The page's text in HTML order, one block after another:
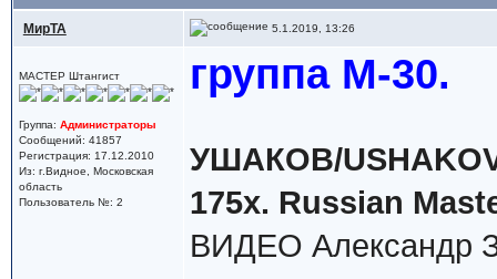
МирТА 5.1.2019, 13:26
МАСТЕР Штангист
Группа: Администраторы
Сообщений: 41857
Регистрация: 17.12.2010
Из: г.Видное, Московская
область
Пользователь №: 2
группа М-30.
УШАКОВ/USHAKОV
175х. Russian
ВИДЕО Александр